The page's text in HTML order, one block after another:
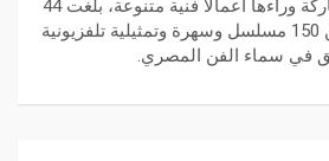
رحلت زيزي مصطفى تاركة وراءها أعمالا فنية متنوعة، بلغت 44
فيلمًا سينمائيًا وأكثر من 150 مسلسل وسهرة وتمثيلية تلفزيونية
في سماء الفن المصري.